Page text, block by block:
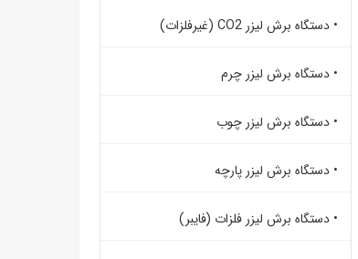
• دستگاه برش لیزر CO2 (غیرفلزات)
• دستگاه برش لیزر چرم
• دستگاه برش لیزر چوب
• دستگاه برش لیزر پارچه
• دستگاه برش لیزر فلزات (فایبر)